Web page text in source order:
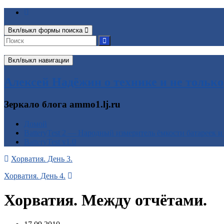
Вкл/выкл формы поиска
Вкл/выкл навигации
Алексей Надёжин о технике и не только
Зеркало блога ammo1.lj.ru
Хорватия. День 3.
Хорватия. День 4.
Хорватия. Между отчётами.